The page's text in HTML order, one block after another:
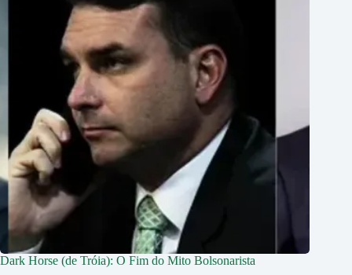
Dark Horse (de Tróia): O Fim do Mito Bolsonarista